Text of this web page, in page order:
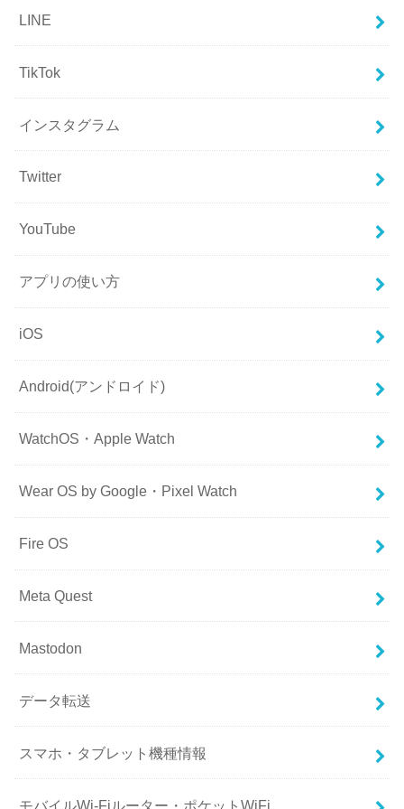
LINE
TikTok
インスタグラム
Twitter
YouTube
アプリの使い方
iOS
Android(アンドロイド)
WatchOS・Apple Watch
Wear OS by Google・Pixel Watch
Fire OS
Meta Quest
Mastodon
データ転送
スマホ・タブレット機種情報
モバイルWi-Fiルーター・ポケットWiFi